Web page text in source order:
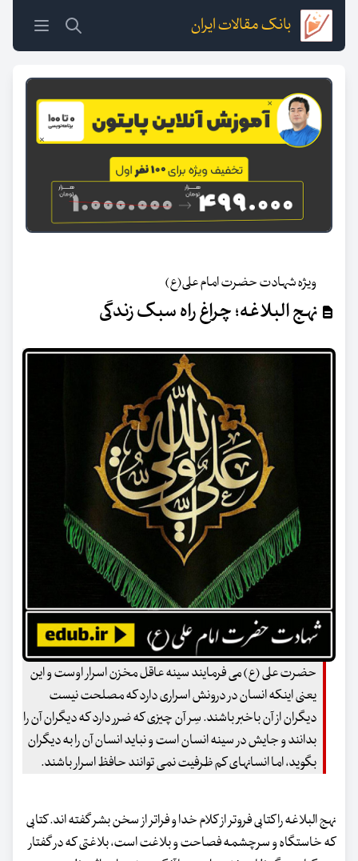
بانک مقالات ایران
ویژه شهادت حضرت امام علی(ع)
نهج البلاغه؛ چراغ راه سبک زندگی
حضرت علی (ع) می فرمایند سینه عاقل مخزن اسرار اوست و این
یعنی اینکه انسان در درونش اسراری دارد که مصلحت نیست
دیگران از آن باخبر باشند. سِر آن چیزی که ضرر دارد که دیگران آن را
بدانند و جایش در سینه انسان است و نباید انسان آن را به دیگران
بگوید، اما انسانهای کم ظرفیت نمی توانند حافظ اسرار باشند.
نهج البلاغه را کتابی فروتر از کلام خدا و فراتر از سخن بشر گفته اند. کتابی
که خاستگاه و سرچشمه فصاحت و بلاغت است، بلاغتی که در گفتار